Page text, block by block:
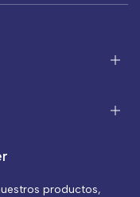
productos,